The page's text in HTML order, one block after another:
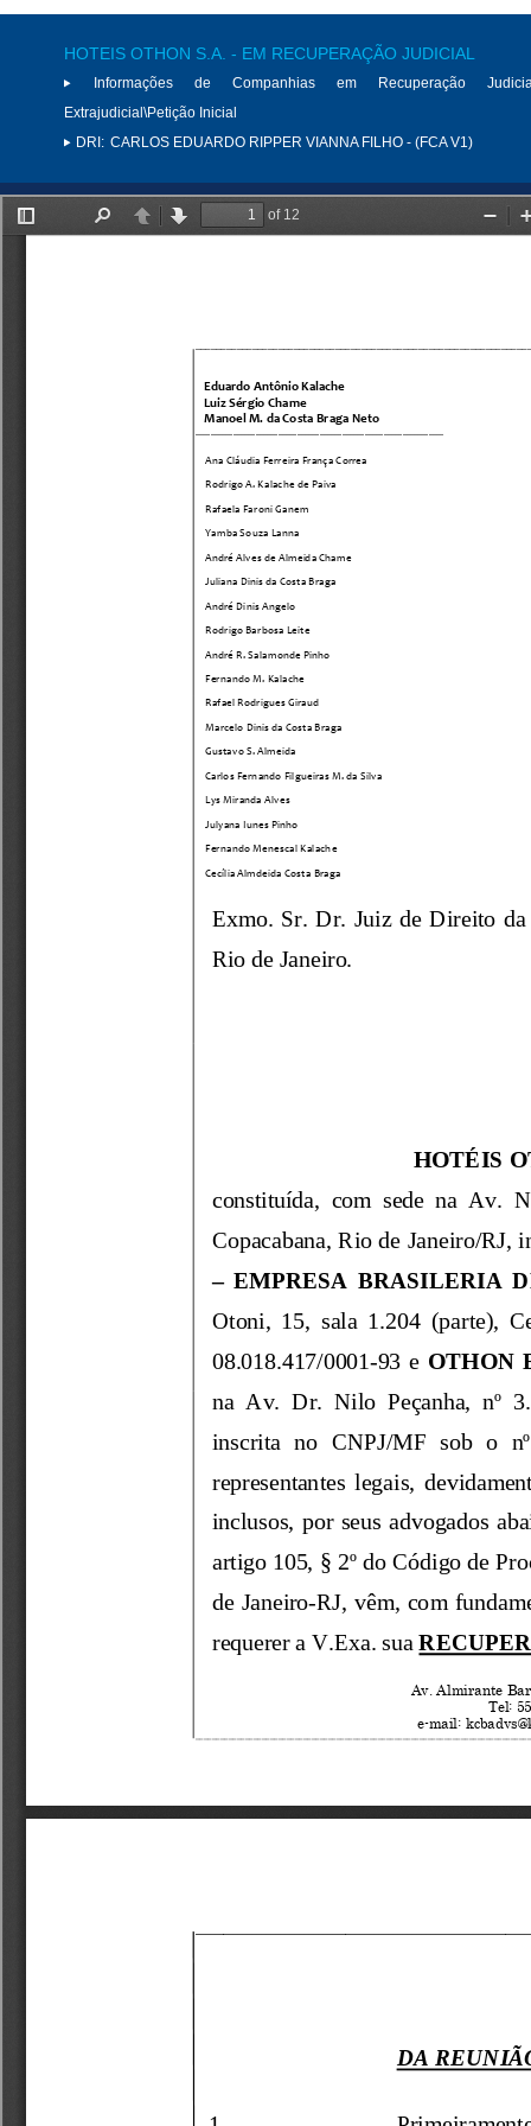
HOTEIS OTHON S.A. - EM RECUPERAÇÃO JUDICIAL
Informações de Companhias em Recuperação
Extrajudicial\Petição Inicial
DRI: CARLOS EDUARDO RIPPER VIANNA FILHO - (FCA V1)